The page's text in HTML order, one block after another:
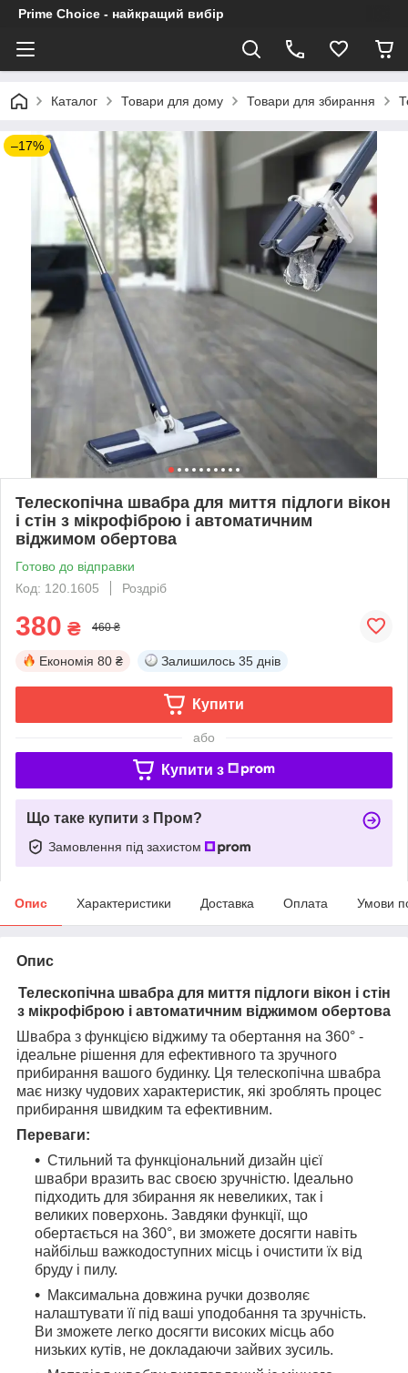
Prime Choice - найкращий вибір
Каталог Товари для дому Товари для збирання
–17%
Телескопічна швабра для миття підлоги вікон
і стін з мікрофіброю і автоматичним
віджимом обертова
Готово до відправки
Код: 120.1605
Роздріб
380 ₴ 460 ₴
Економія 80 ₴ Залишилось 35 днів
Купити
або
Купити з
Що таке купити з Пром?
Замовлення під захистом
Опис Характеристики Доставка Оплата Умови
Опис
Телескопічна швабра для миття підлоги вікон і стін
з мікрофіброю і автоматичним віджимом обертова
Швабра з функцією віджиму та обертання на 360° -
ідеальне рішення для ефективного та зручного
прибирання вашого будинку. Ця телескопічна швабра
має низку чудових характеристик, які зроблять процес
прибирання швидким та ефективним.
Переваги:
Стильний та функціональний дизайн цієї
швабри вразить вас своєю зручністю. Ідеально
підходить для збирання як невеликих, так і
великих поверхонь. Завдяки функції, що
обертається на 360°, ви зможете досягти навіть
найбільш важкодоступних місць і очистити їх від
бруду і пилу.
Максимальна довжина ручки дозволяє
налаштувати її під ваші уподобання та зручність.
Ви зможете легко досягти високих місць або
низьких кутів, не докладаючи зайвих зусиль.